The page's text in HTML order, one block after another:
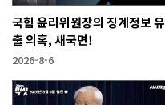
국힘 윤리위원장의 징계정보 유
출 의혹, 새국면!
2026-8-6